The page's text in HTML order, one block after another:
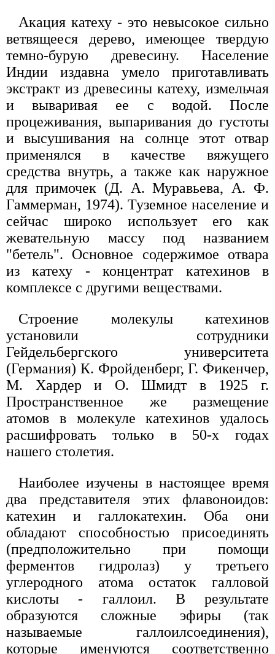
Акация катеху - это невысокое сильно
ветвящееся дерево, имеющее твердую
темно-бурую древесину. Население
Индии издавна умело приготавливать
экстракт из древесины катеху, измельчая
и вываривая ее с водой. После
процеживания, выпаривания до густоты
и высушивания на солнце этот отвар
применялся в качестве вяжущего
средства внутрь, а также как наружное
для примочек (Д. А. Муравьева, А. Ф.
Гаммерман, 1974). Туземное население и
сейчас широко использует его как
жевательную массу под названием
"бетель". Основное содержимое отвара
из катеху - концентрат катехинов в
комплексе с другими веществами.
Строение молекулы катехинов
установили сотрудники
Гейдельбергского университета
(Германия) К. Фройденберг, Г. Фикенчер,
М. Хардер и О. Шмидт в 1925 г.
Пространственное же размещение
атомов в молекуле катехинов удалось
расшифровать только в 50-х годах
нашего столетия.
Наиболее изучены в настоящее время
два представителя этих флавоноидов:
катехин и галлокатехин. Оба они
обладают способностью присоединять
(предположительно при помощи
ферментов гидролаз) у третьего
углеродного атома остаток галловой
кислоты - галлоил. В результате
образуются сложные эфиры (так
называемые галлоилсоединения),
которые именуются соответственно